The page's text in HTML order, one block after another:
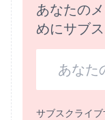
あなたの
めにサブ
サブスクライ